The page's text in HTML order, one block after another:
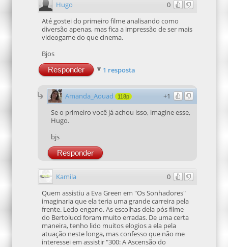
0
Hugo
Até gostei do primeiro filme analisando como
diversão apenas, mas fica a impressão de ser mais
videogame do que cinema.
Bjos
Responder 1 resposta
+1
Amanda_Aouad 118p
Se o primeiro você já achou isso, imagine esse,
Hugo.
bjs
Responder
0
Kamila
Quem assistiu a Eva Green em "Os Sonhadores"
imaginaria que ela teria uma grande carreira pela
frente. Ledo engano. As escolhas dela pós filme
do Bertolucci foram muito erradas. De uma certa
maneira, tenho lido muitos elogios a ela pela
atuação neste longa, mas confesso que não me
interessei em assistir "300: A Ascensão do